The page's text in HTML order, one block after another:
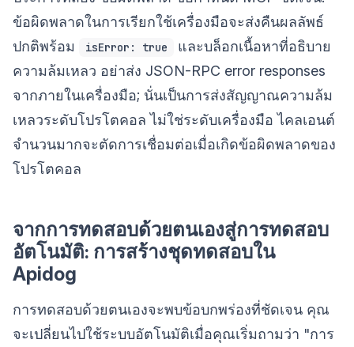
ข้อผิดพลาดในการเรียกใช้เครื่องมือจะส่งคืนผลลัพธ์
ปกติพร้อม
isError: true
และบล็อกเนื้อหาที่อธิบาย
ความล้มเหลว อย่าส่ง JSON-RPC error responses
จากภายในเครื่องมือ; นั่นเป็นการส่งสัญญาณความล้ม
เหลวระดับโปรโตคอล ไม่ใช่ระดับเครื่องมือ ไคลเอนต์
จำนวนมากจะตัดการเชื่อมต่อเมื่อเกิดข้อผิดพลาดของ
โปรโตคอล
จากการทดสอบด้วยตนเองสู่การทดสอบ
อัตโนมัติ: การสร้างชุดทดสอบใน
Apidog
การทดสอบด้วยตนเองจะพบข้อบกพร่องที่ชัดเจน คุณ
จะเปลี่ยนไปใช้ระบบอัตโนมัติเมื่อคุณเริ่มถามว่า "การ